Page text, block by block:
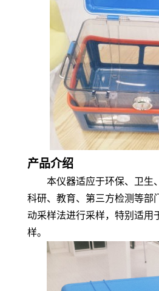
产品介绍
本仪器适应于环保、卫生
科研、 教育、第三方检测等部
动采样法进行采样， 特别适用
样。